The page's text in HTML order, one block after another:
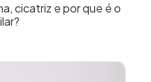
cicatriz e por que é o